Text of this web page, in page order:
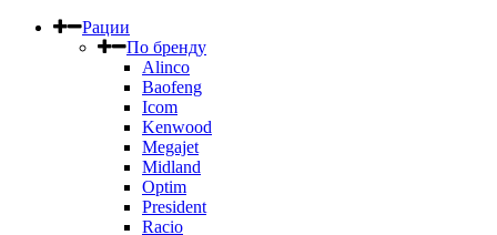
Рации
По бренду
Alinco
Baofeng
Icom
Kenwood
Megajet
Midland
Optim
President
Racio